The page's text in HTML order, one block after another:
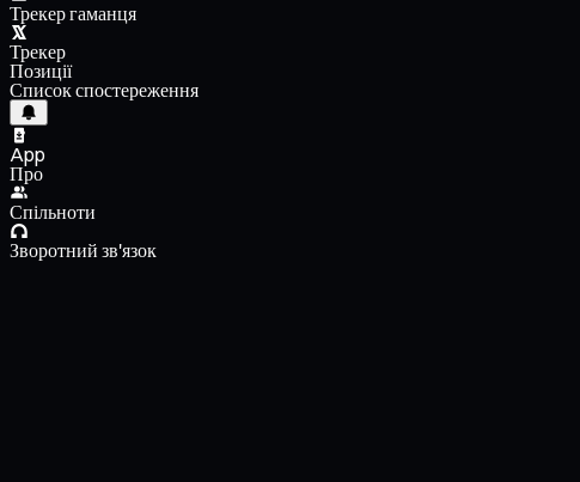
Трекер гаманця
Трекер
Позиції
Список спостереження
App
Про
Спільноти
Зворотний зв'язок